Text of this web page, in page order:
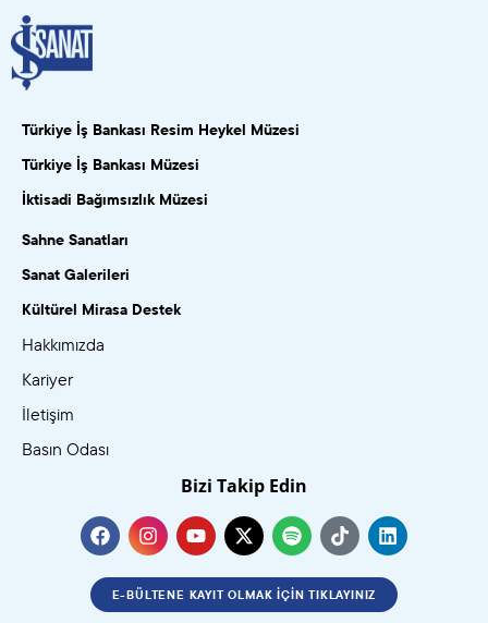
Türkiye İş Bankası Resim Heykel Müzesi
Türkiye İş Bankası Müzesi
İktisadi Bağımsızlık Müzesi
Sahne Sanatları
Sanat Galerileri
Kültürel Mirasa Destek
Hakkımızda
Kariyer
İletişim
Basın Odası
Bizi Takip Edin
E-BÜLTENE KAYIT OLMAK İÇIN TIKLAYINIZ